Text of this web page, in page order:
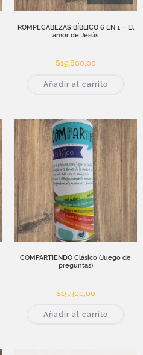
ROMPECABEZAS BÍBLICO 6 EN 1 – El
amor de Jesús
$19.800,00
Añadir al carrito
COMPARTIENDO Clásico (Juego de
preguntas)
$15.300,00
Añadir al carrito